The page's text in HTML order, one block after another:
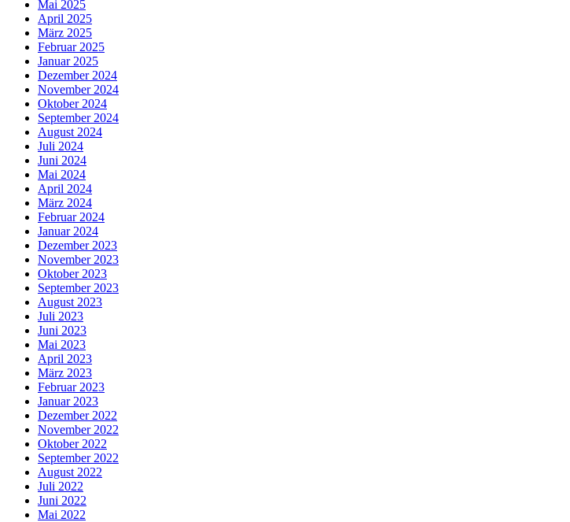
Mai 2025
April 2025
März 2025
Februar 2025
Januar 2025
Dezember 2024
November 2024
Oktober 2024
September 2024
August 2024
Juli 2024
Juni 2024
Mai 2024
April 2024
März 2024
Februar 2024
Januar 2024
Dezember 2023
November 2023
Oktober 2023
September 2023
August 2023
Juli 2023
Juni 2023
Mai 2023
April 2023
März 2023
Februar 2023
Januar 2023
Dezember 2022
November 2022
Oktober 2022
September 2022
August 2022
Juli 2022
Juni 2022
Mai 2022